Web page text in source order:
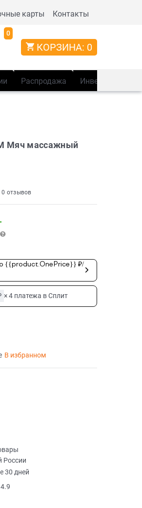
карты Контакты
0
КОРЗИНА: 0
Распродажа Инвентарь
Мяч массажный
0 отзывов
{{product.OnePrice}} ₽/
× 4 платежа в Сплит
В избранном
Pоссии
30 дней